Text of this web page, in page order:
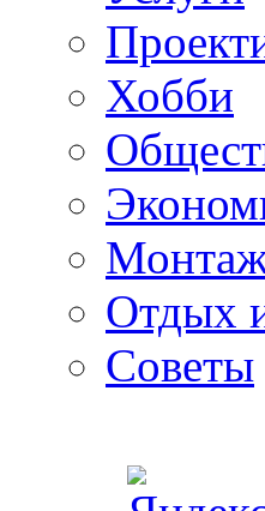
Хобби
Монтаж
Отдых
Советы